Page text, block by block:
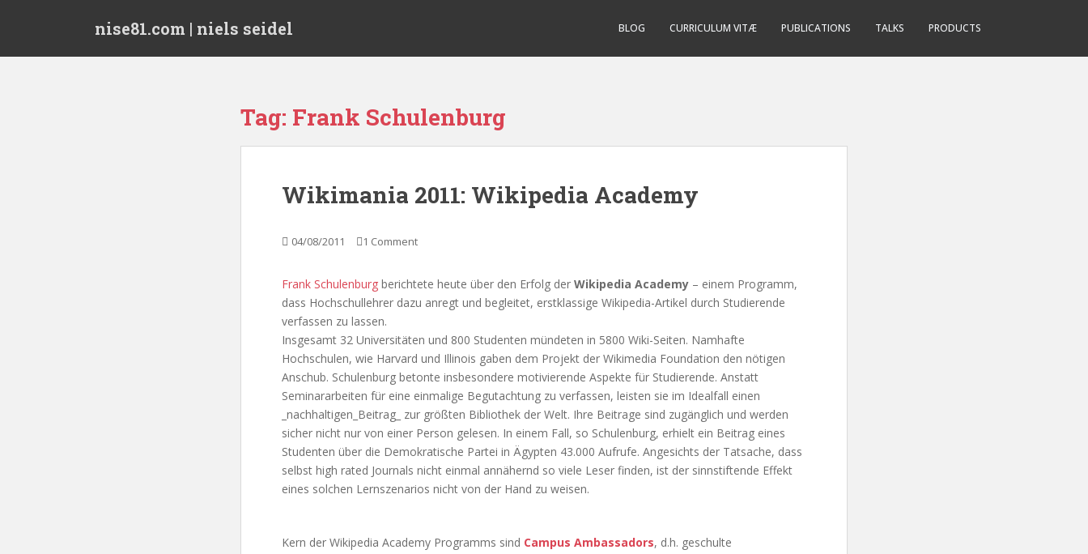
nise81.com | niels seidel BLOG CURRICULUM VITÆ PUBLICATIONS TALKS PRODUCTS
Tag: Frank Schulenburg
Wikimania 2011: Wikipedia Academy
04/08/2011 1 Comment
Frank Schulenburg berichtete heute über den Erfolg der Wikipedia Academy – einem Programm,
dass Hochschullehrer dazu anregt und begleitet, erstklassige Wikipedia-Artikel durch Studierende
verfassen zu lassen.
Insgesamt 32 Universitäten und 800 Studenten mündeten in 5800 Wiki-Seiten. Namhafte
Hochschulen, wie Harvard und Illinois gaben dem Projekt der Wikimedia Foundation den nötigen
Anschub. Schulenburg betonte insbesondere motivierende Aspekte für Studierende. Anstatt
Seminararbeiten für eine einmalige Begutachtung zu verfassen, leisten sie im Idealfall einen
_nachhaltigen_Beitrag_ zur größten Bibliothek der Welt. Ihre Beitrage sind zugänglich und werden
sicher nicht nur von einer Person gelesen. In einem Fall, so Schulenburg, erhielt ein Beitrag eines
Studenten über die Demokratische Partei in Ägypten 43.000 Aufrufe. Angesichts der Tatsache, dass
selbst high rated Journals nicht einmal annähernd so viele Leser finden, ist der sinnstiftende Effekt
eines solchen Lernszenarios nicht von der Hand zu weisen.
Kern der Wikipedia Academy Programms sind Campus Ambassadors, d.h. geschulte